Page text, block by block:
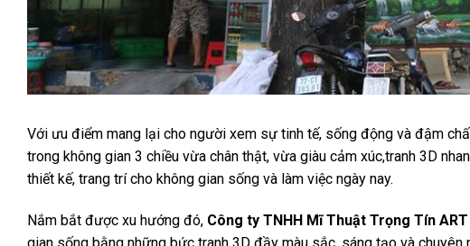
Với ưu điểm mang lại cho người xem sự tinh tế, sống động và đậm
trong không gian 3 chiều vừa chân thật, vừa giàu cảm xúc,tranh 3D
thiết kế, trang trí cho không gian sống và làm việc ngày nay.
Nắm bắt được xu hướng đó, Công ty TNHH Mĩ Thuật Trọng Tín ART
gian sống bằng những bức tranh 3D đầy màu sắc, sáng tạo và